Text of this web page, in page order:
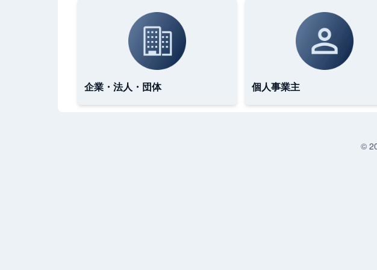
企業・法人・団体 個人事業主
©